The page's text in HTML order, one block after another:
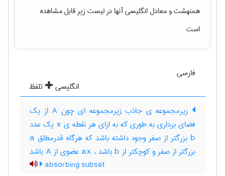
همنهشتو معادل انگلیسی آنها در لیست زیر قابل مشاهده
است
فارسی
انگلیسی
تلفظ
زیرمجموعه ی جاذب زیرمجموعه ای چون A از یک
فضای برداری به طوری که به ازای هر نقطه ی x یک عدد
b بزرگتر از صفر وجود داشته باشد که هرگاه قدرمطلق a
بزرگتر از صفر و کوچکتر از b باشد ، ax عضوی از A باشد
absorbing subset